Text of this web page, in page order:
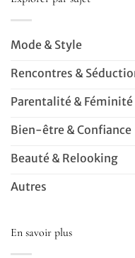
Mode & Style
Rencontres &
Parentalité & Féminité
Bien-être & Confiance
Beauté & Relooking
Autres
En savoir plus